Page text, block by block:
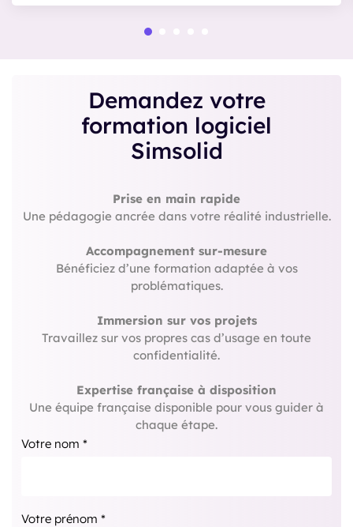
Demandez votre
formation logiciel
Simsolid
Prise en main rapide
Une pédagogie ancrée dans votre réalité industrielle.
Accompagnement sur-mesure
Bénéficiez d’une formation adaptée à vos
problématiques.
Immersion sur vos projets
Travaillez sur vos propres cas d’usage en toute
confidentialité.
Expertise française à disposition
Une équipe française disponible pour vous guider à
chaque étape.
Votre nom *
Votre prénom *